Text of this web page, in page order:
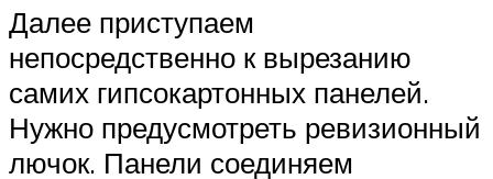
Далее приступаем
непосредственно к вырезанию
самих гипсокартонных панелей.
Нужно предусмотреть ревизионный
лючок. Панели соединяем